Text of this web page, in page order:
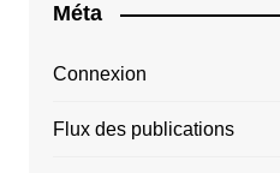
Méta
Connexion
Flux des publications